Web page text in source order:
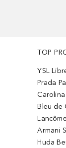
TOP
YSL
Prada
Bleu de
Armani
Huda